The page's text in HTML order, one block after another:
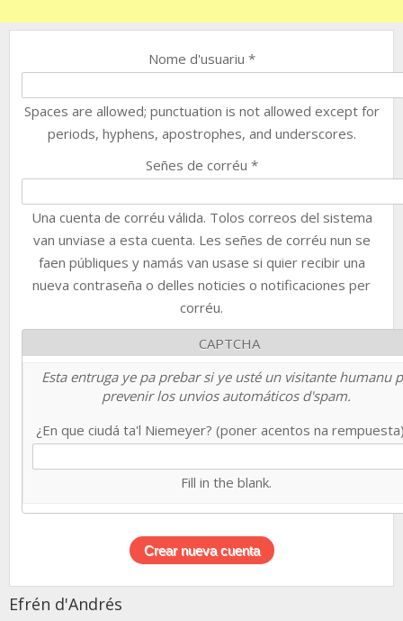
Nome d'usuariu *
Spaces are allowed; punctuation is not allowed except for
periods, hyphens, apostrophes, and underscores.
Señes de corréu *
Una cuenta de corréu válida. Tolos correos del sistema
van unviase a esta cuenta. Les señes de corréu nun se
faen públiques y namás van usase si quier recibir una
nueva contraseña o delles noticies o notificaciones per
corréu.
CAPTCHA
Esta entruga ye pa prebar si ye usté un visitante humanu
prevenir los unvios automáticos d'spam.
¿En que ciudá ta'l Niemeyer? (poner acentos na
Fill in the blank.
Efrén d'Andrés